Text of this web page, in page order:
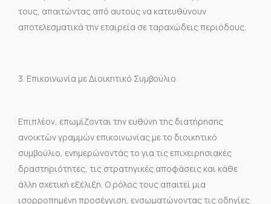
τους, απαιτώντας από αυτούς να κατευθύνουν
αποτελεσματικά την εταιρεία σε ταραχώδεις περιόδους.
3. Επικοινωνία με Διοικητικό Συμβούλιο
Επιπλέον, επωμίζονται την ευθύνη της διατήρησης
ανοικτών γραμμών επικοινωνίας με το διοικητικό
συμβούλιο, ενημερώνοντάς το για τις επιχειρησιακές
δραστηριότητες, τις στρατηγικές αποφάσεις και κάθε
άλλη σχετική εξέλιξη. Ο ρόλος τους απαιτεί μια
ισορροπημένη προσέγγιση, ενσωματώνοντας τις οδηγίες